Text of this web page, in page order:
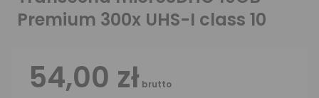
Premium 300x UHS-I class 10
54,00 zł brutto